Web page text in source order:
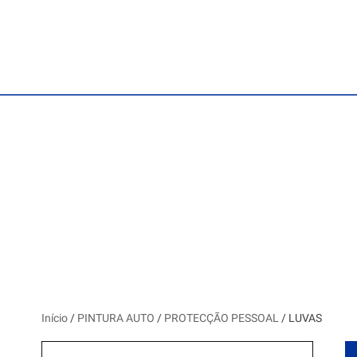
Início / PINTURA AUTO / PROTECÇÃO PESSOAL / LUVAS